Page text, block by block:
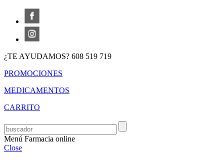
¿TE AYUDAMOS? 608 519 719
PROMOCIONES
MEDICAMENTOS
CARRITO
Menú Farmacia online
Close